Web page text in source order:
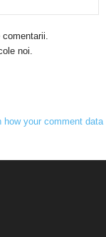
noi.
how your comment data